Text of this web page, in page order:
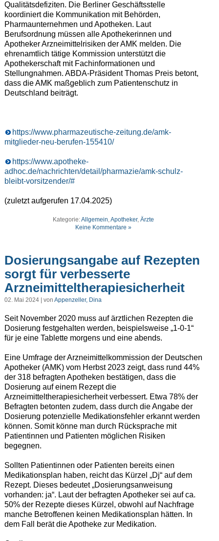
Qualitätsdefiziten. Die Berliner Geschäftsstelle
koordiniert die Kommunikation mit Behörden,
Pharmaunternehmen und Apotheken. Laut
Berufsordnung müssen alle Apothekerinnen und
Apotheker Arzneimittelrisiken der AMK melden. Die
ehrenamtlich tätige Kommission unterstützt die
Apothekerschaft mit Fachinformationen und
Stellungnahmen. ABDA-Präsident Thomas Preis betont,
dass die AMK maßgeblich zum Patientenschutz in
Deutschland beiträgt.
https://www.pharmazeutische-zeitung.de/amk-
mitglieder-neu-berufen-155410/
https://www.apotheke-
adhoc.de/nachrichten/detail/pharmazie/amk-schulz-
bleibt-vorsitzender/#
(zuletzt aufgerufen 17.04.2025)
Kategorie:Allgemein,Apotheker,Ärzte
Keine Kommentare »
Dosierungsangabe auf Rezepten
sorgt für verbesserte
Arzneimitteltherapiesicherheit
02. Mai 2024 | von Appenzeller, Dina
Seit November 2020 muss auf ärztlichen Rezepten die
Dosierung festgehalten werden, beispielsweise „1-0-1“
für je eine Tablette morgens und eine abends.
Eine Umfrage der Arzneimittelkommission der Deutschen
Apotheker (AMK) vom Herbst 2023 zeigt, dass rund 44%
der 318 befragten Apotheken bestätigen, dass die
Dosierung auf einem Rezept die
Arzneimitteltherapiesicherheit verbessert. Etwa 78% der
Befragten betonten zudem, dass durch die Angabe der
Dosierung potenzielle Medikationsfehler erkannt werden
können. Somit könne man durch Rücksprache mit
Patientinnen und Patienten möglichen Risiken
begegnen.
Sollten Patientinnen oder Patienten bereits einen
Medikationsplan haben, reicht das Kürzel „Dj“ auf dem
Rezept. Dieses bedeutet „Dosierungsanweisung
vorhanden: ja“. Laut der befragten Apotheker sei auf ca.
50% der Rezepte dieses Kürzel, obwohl auf Nachfrage
manche Betroffenen keinen Medikationsplan hätten. In
dem Fall berät die Apotheke zur Medikation.